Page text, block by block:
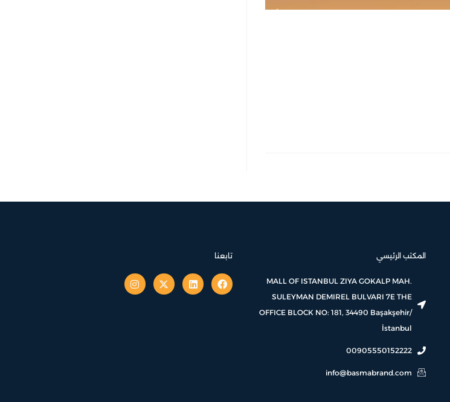
المكتب الرئيسي
MALL OF ISTANBUL ZIYA GOKALP MAH.
SULEYMAN DEMIREL BULVARI 7E THE
OFFICE BLOCK NO: 181, 34490 Başakşehir/
İstanbul
00905550152222
info@basmabrand.com
تابعنا